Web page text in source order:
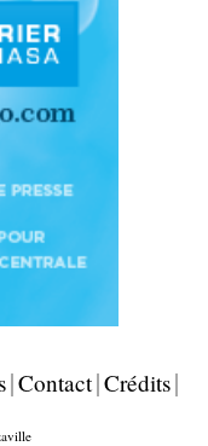
Contact Crédits